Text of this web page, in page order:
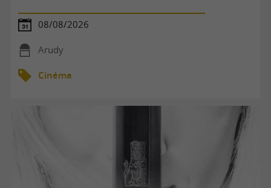
08/08/2026
Arudy
Cinéma